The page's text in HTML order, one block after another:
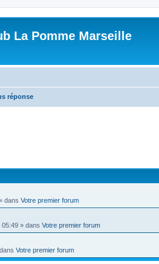
La Pomme Marseille
réponse
dans Votre premier forum
05:49 » dans Votre premier forum
Votre premier forum